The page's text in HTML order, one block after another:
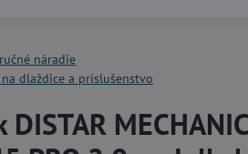
náradie
na dlaždice a príslušenstvo
MECHANIC